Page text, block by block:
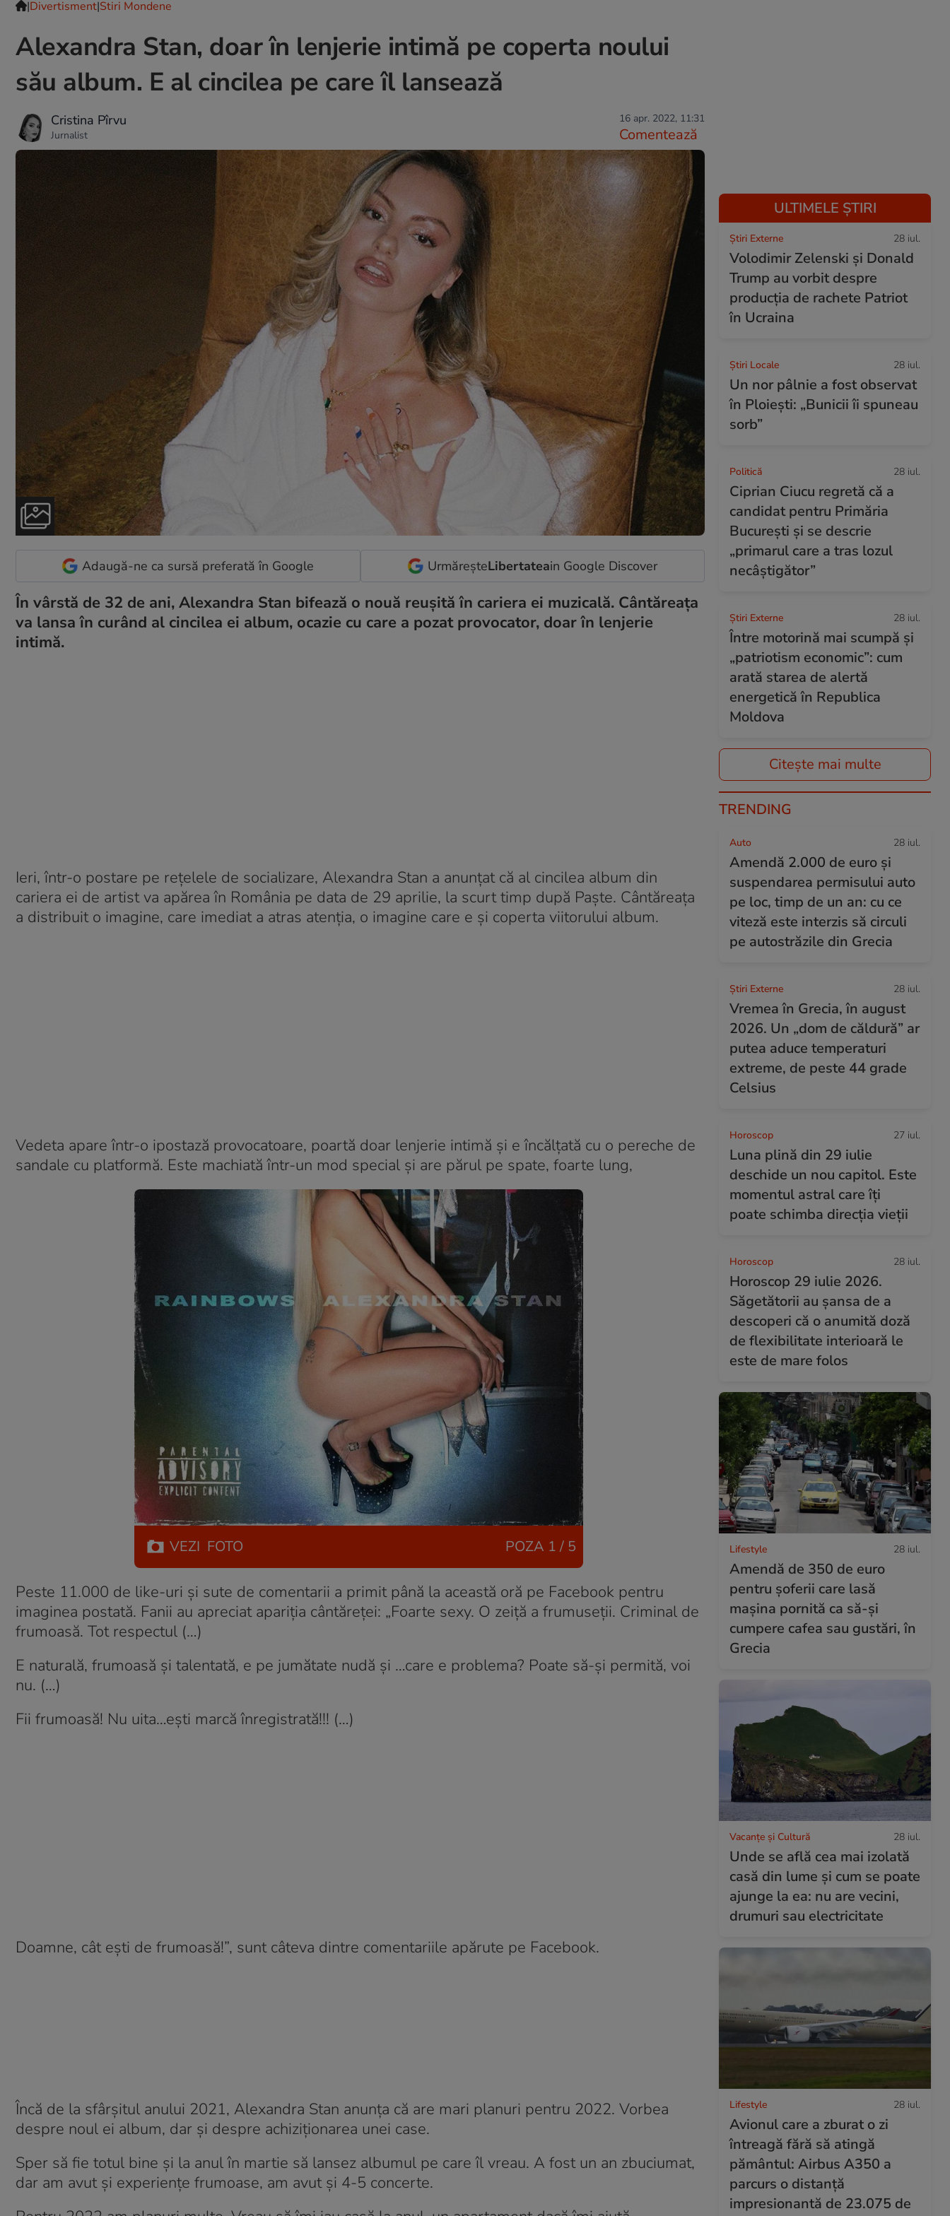
|Divertisment|Stiri Mondene
Alexandra Stan, doar în lenjerie intimă pe coperta noului
său album. E al cincilea pe care îl lansează
Cristina Pîrvu
Jurnalist
16 apr. 2022, 11:31
Comentează
Adaugă-ne ca sursă preferată în Google UrmăreșteLibertateain Google Discover
În vârstă de 32 de ani, Alexandra Stan bifează o nouă reușită în cariera ei muzicală. Cântăreața
va lansa în curând al cincilea ei album, ocazie cu care a pozat provocator, doar în lenjerie
intimă.
Ieri, într-o postare pe rețelele de socializare, Alexandra Stan a anunțat că al cincilea album din
cariera ei de artist va apărea în România pe data de 29 aprilie, la scurt timp după Paște. Cântăreața
a distribuit o imagine, care imediat a atras atenția, o imagine care e și coperta viitorului album.
Vedeta apare într-o ipostază provocatoare, poartă doar lenjerie intimă și e încălțată cu o pereche de
sandale cu platformă. Este machiată într-un mod special și are părul pe spate, foarte lung,
VEZI FOTO POZA 1 / 5
Peste 11.000 de like-uri și sute de comentarii a primit până la această oră pe Facebook pentru
imaginea postată. Fanii au apreciat apariția cântăreței: „Foarte sexy. O zeiță a frumuseții. Criminal de
frumoasă. Tot respectul (…)
E naturală, frumoasă și talentată, e pe jumătate nudă și …care e problema? Poate să-și permită, voi
nu. (…)
Fii frumoasă! Nu uita…ești marcă înregistrată!!! (…)
Doamne, cât ești de frumoasă!”, sunt câteva dintre comentariile apărute pe Facebook.
Încă de la sfârșitul anului 2021, Alexandra Stan anunța că are mari planuri pentru 2022. Vorbea
despre noul ei album, dar și despre achiziționarea unei case.
Sper să fie totul bine și la anul în martie să lansez albumul pe care îl vreau. A fost un an zbuciumat,
dar am avut și experiențe frumoase, am avut și 4-5 concerte.
ULTIMELE ȘTIRI
Știri Externe 28 iul.
Volodimir Zelenski și Donald
Trump au vorbit despre
producția de rachete Patriot
în Ucraina
Știri Locale 28 iul.
Un nor pâlnie a fost observat
în Ploiești: „Bunicii îi spuneau
sorb”
Politică 28 iul.
Ciprian Ciucu regretă că a
candidat pentru Primăria
București și se descrie
„primarul care a tras lozul
necâștigător”
Știri Externe 28 iul.
Între motorină mai scumpă și
„patriotism economic”: cum
arată starea de alertă
energetică în Republica
Moldova
Citește mai multe
TRENDING
Auto 28 iul.
Amendă 2.000 de euro și
suspendarea permisului auto
pe loc, timp de un an: cu ce
viteză este interzis să circuli
pe autostrăzile din Grecia
Știri Externe 28 iul.
Vremea în Grecia, în august
2026. Un „dom de căldură” ar
putea aduce temperaturi
extreme, de peste 44 grade
Celsius
Horoscop 27 iul.
Luna plină din 29 iulie
deschide un nou capitol. Este
momentul astral care îți
poate schimba direcția vieții
Horoscop 28 iul.
Horoscop 29 iulie 2026.
Săgetătorii au șansa de a
descoperi că o anumită doză
de flexibilitate interioară le
este de mare folos
Lifestyle 28 iul.
Amendă de 350 de euro
pentru șoferii care lasă
mașina pornită ca să-și
cumpere cafea sau gustări, în
Grecia
Vacanțe și Cultură 28 iul.
Unde se află cea mai izolată
casă din lume și cum se poate
ajunge la ea: nu are vecini,
drumuri sau electricitate
Lifestyle 28 iul.
Avionul care a zburat o zi
întreagă fără să atingă
pământul: Airbus A350 a
parcurs o distanță
impresionantă de 23.075 de